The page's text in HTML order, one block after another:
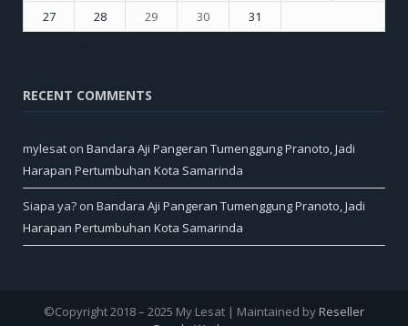
27
28 29 30
31
RECENT COMMENTS
mylesat on Bandara Aji Pangeran Tumenggung Pranoto, Jadi
Harapan Pertumbuhan Kota Samarinda
Siapa ya? on Bandara Aji Pangeran Tumenggung Pranoto, Jadi
Harapan Pertumbuhan Kota Samarinda
©Copyright 2018 – 2025 My Lesat | Maintained by Reseller